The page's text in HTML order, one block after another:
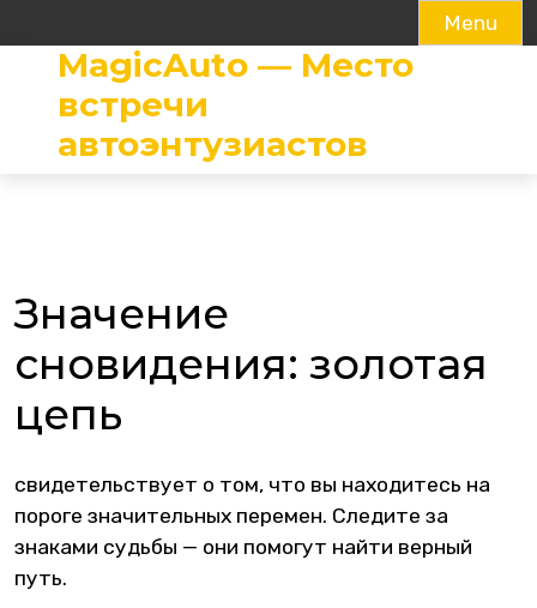
Menu
content
MagicAuto — Место
встречи
автоэнтузиастов
Значение
сновидения: золотая
цепь
свидетельствует о том, что вы находитесь на
пороге значительных перемен. Следите за
знаками судьбы — они помогут найти верный
путь.